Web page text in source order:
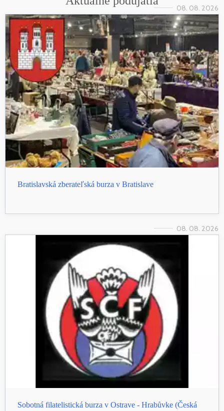
08. 08. 2026
Bratislavská zberateľská burza v Bratislave
08. 08. 2026
Sobotná filatelistická burza v Ostrave - Hrabůvke (Česká